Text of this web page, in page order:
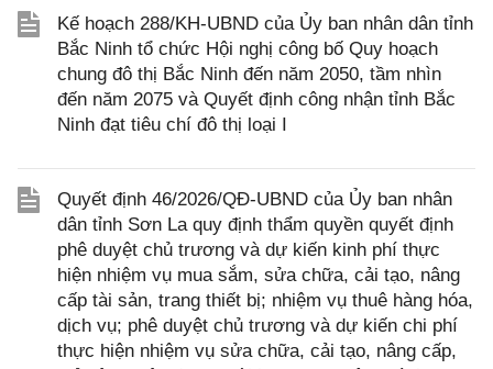
Kế hoạch 288/KH-UBND của Ủy ban nhân dân tỉnh
Bắc Ninh tổ chức Hội nghị công bố Quy hoạch
chung đô thị Bắc Ninh đến năm 2050, tầm nhìn
đến năm 2075 và Quyết định công nhận tỉnh Bắc
Ninh đạt tiêu chí đô thị loại I
Quyết định 46/2026/QĐ-UBND của Ủy ban nhân
dân tỉnh Sơn La quy định thẩm quyền quyết định
phê duyệt chủ trương và dự kiến kinh phí thực
hiện nhiệm vụ mua sắm, sửa chữa, cải tạo, nâng
cấp tài sản, trang thiết bị; nhiệm vụ thuê hàng hóa,
dịch vụ; phê duyệt chủ trương và dự kiến chi phí
thực hiện nhiệm vụ sửa chữa, cải tạo, nâng cấp,